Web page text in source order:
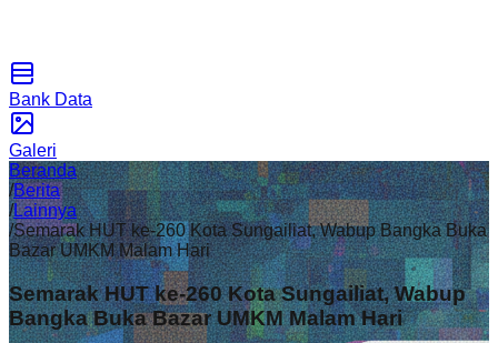
Bank Data
Galeri
Beranda
/Berita
/Lainnya
/Semarak HUT ke-260 Kota Sungailiat, Wabup Bangka Buka
Bazar UMKM Malam Hari
Semarak HUT ke-260 Kota Sungailiat, Wabup
Bangka Buka Bazar UMKM Malam Hari